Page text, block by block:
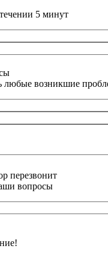
5 минут
любые возникшие
перезвонит
вопросы